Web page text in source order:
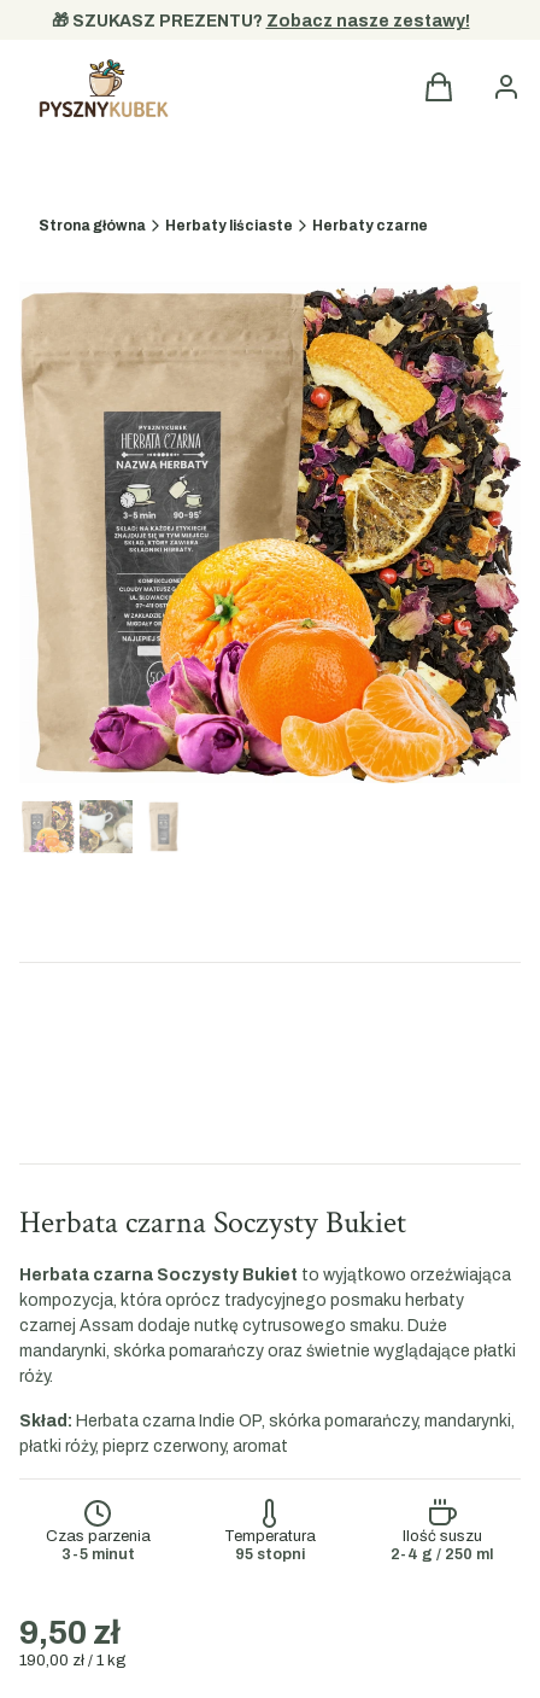
🎁 SZUKASZ PREZENTU? Zobacz nasze zestawy!
Strona główna Herbaty liściaste Herbaty czarne
Herbata czarna Soczysty Bukiet
Herbata czarna Soczysty Bukiet to wyjątkowo orzeźwiająca
kompozycja, która oprócz tradycyjnego posmaku herbaty
czarnej Assam dodaje nutkę cytrusowego smaku. Duże
mandarynki, skórka pomarańczy oraz świetnie wyglądające płatki
róży.
Skład: Herbata czarna Indie OP, skórka pomarańczy, mandarynki,
płatki róży, pieprz czerwony, aromat
Czas parzenia
3-5 minut
Temperatura
95 stopni
Ilość suszu
2-4 g / 250 ml
9,50 zł
190,00 zł / 1 kg